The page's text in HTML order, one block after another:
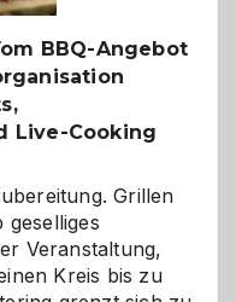
BBQ-Angebot
Live-Cooking
Grillen
geselliges
Veranstaltung,
Kreis bis zu